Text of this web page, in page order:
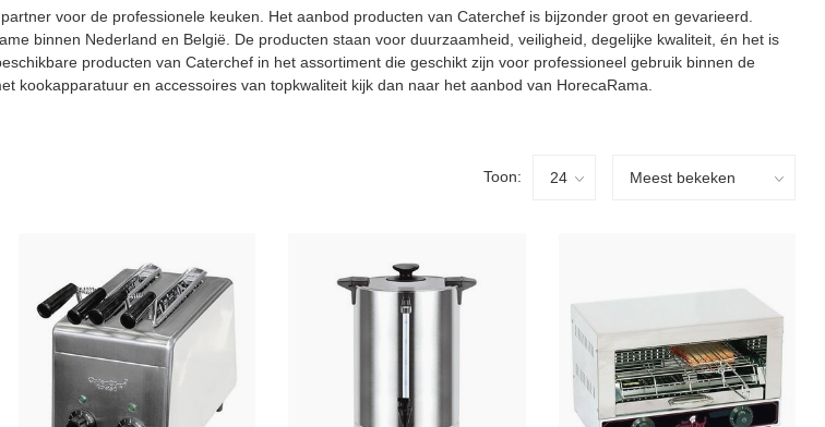
voor de professionele keuken. Het aanbod producten van Caterchef is bijzonder groot en gevarieerd.
binnen Nederland en België. De producten staan voor duurzaamheid, veiligheid, degelijke kwaliteit, én het is
producten van Caterchef in het assortiment die geschikt zijn voor professioneel gebruik binnen de
kookapparatuur en accessoires van topkwaliteit kijk dan naar het aanbod van HorecaRama.
Toon: